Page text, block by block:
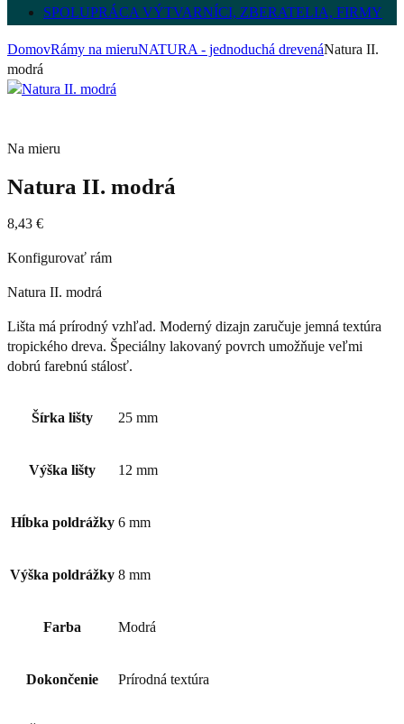
SPOLUPRÁCA VÝTVARNÍCI, ZBERATELIA, FIRMY
DomovRámy na mieruNATURA - jednoduchá drevenáNatura II.
modrá
Na mieru
Natura II. modrá
8,43 €
Konfigurovať rám
Natura II. modrá
Lišta má prírodný vzhľad. Moderný dizajn zaručuje jemná textúra
tropického dreva. Špeciálny lakovaný povrch umožňuje veľmi
dobrú farebnú stálosť.
Šírka lišty 25 mm
Výška lišty 12 mm
Hĺbka poldrážky 6 mm
Výška poldrážky 8 mm
Farba Modrá
Dokončenie Prírodná textúra